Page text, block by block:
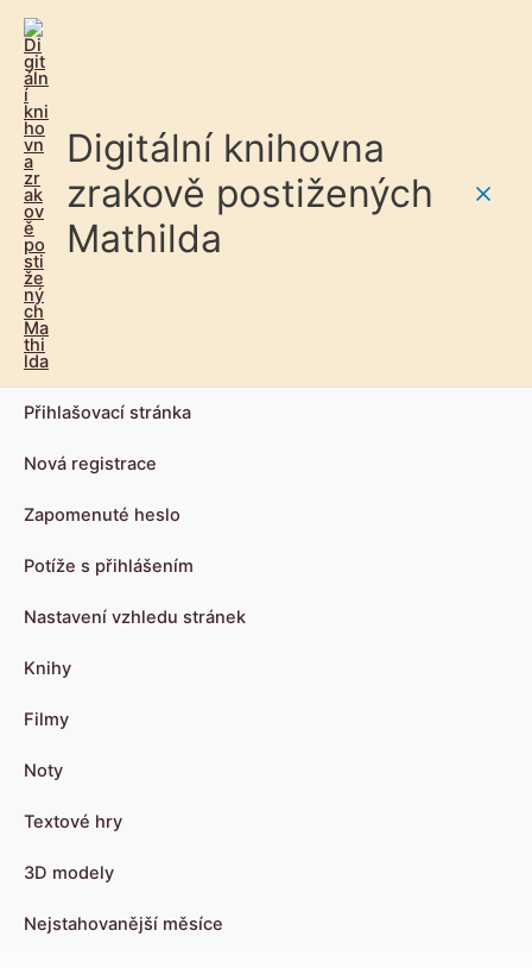
Digitální knihovna
zrakově postižených
Mathilda
Přihlašovací stránka
Nová registrace
Zapomenuté heslo
Potíže s přihlášením
Nastavení vzhledu stránek
Knihy
Filmy
Noty
Textové hry
3D modely
Nejstahovanější měsíce